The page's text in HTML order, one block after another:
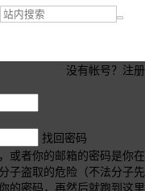
没有帐号？ 注册
找回密码
或者你的邮箱的密码是你在
子盗取的危险（不法分子先
的密码，再然后就跑到这里